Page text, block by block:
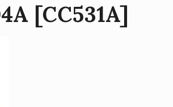
[CC531A]